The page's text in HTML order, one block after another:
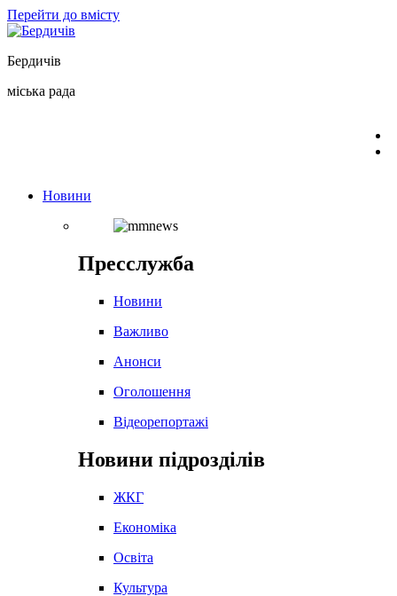
Перейти до вмісту
Бердичів
міська рада
Новини
Пресслужба
Новини
Важливо
Анонси
Оголошення
Відеорепортажі
Новини підрозділів
ЖКГ
Економіка
Освіта
Культура